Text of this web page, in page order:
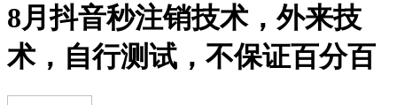
8月抖音秒注销技术，外来技
术，自行测试，不保证百分百